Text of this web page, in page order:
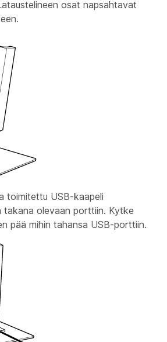
osat napsahtavat
toimitettu USB-kaapeli
takana olevaan porttiin. Kytke
pää mihin tahansa USB-porttiin.